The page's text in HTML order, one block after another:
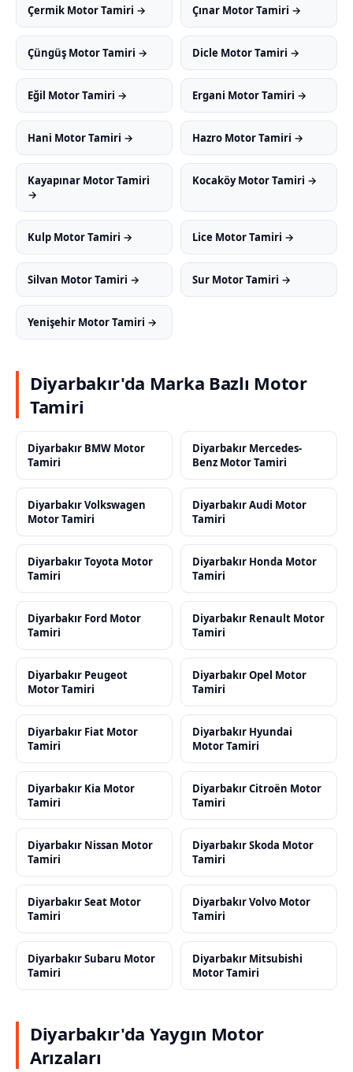
Çermik Motor Tamiri → Çınar Motor Tamiri →
Çüngüş Motor Tamiri → Dicle Motor Tamiri →
Eğil Motor Tamiri → Ergani Motor Tamiri →
Hani Motor Tamiri → Hazro Motor Tamiri →
Kayapınar Motor Tamiri
→
Kocaköy Motor Tamiri →
Kulp Motor Tamiri → Lice Motor Tamiri →
Silvan Motor Tamiri → Sur Motor Tamiri →
Yenişehir Motor Tamiri →
Diyarbakır'da Marka Bazlı Motor
Tamiri
Diyarbakır BMW Motor
Tamiri
Diyarbakır Mercedes-
Benz Motor Tamiri
Diyarbakır Volkswagen
Motor Tamiri
Diyarbakır Audi Motor
Tamiri
Diyarbakır Toyota Motor
Tamiri
Diyarbakır Honda Motor
Tamiri
Diyarbakır Ford Motor
Tamiri
Diyarbakır Renault Motor
Tamiri
Diyarbakır Peugeot
Motor Tamiri
Diyarbakır Opel Motor
Tamiri
Diyarbakır Fiat Motor
Tamiri
Diyarbakır Hyundai
Motor Tamiri
Diyarbakır Kia Motor
Tamiri
Diyarbakır Citroën Motor
Tamiri
Diyarbakır Nissan Motor
Tamiri
Diyarbakır Skoda Motor
Tamiri
Diyarbakır Seat Motor
Tamiri
Diyarbakır Volvo Motor
Tamiri
Diyarbakır Subaru Motor
Tamiri
Diyarbakır Mitsubishi
Motor Tamiri
Diyarbakır'da Yaygın Motor
Arızaları